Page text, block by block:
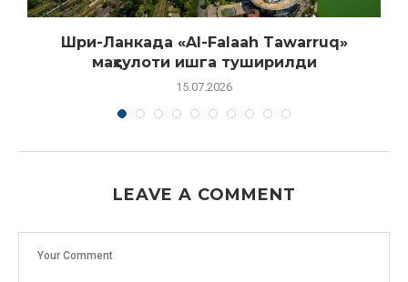
Шри-Ланкада «Al-Falaah Tawarruq»
маҳсулоти ишга туширилди
15.07.2026
LEAVE A COMMENT